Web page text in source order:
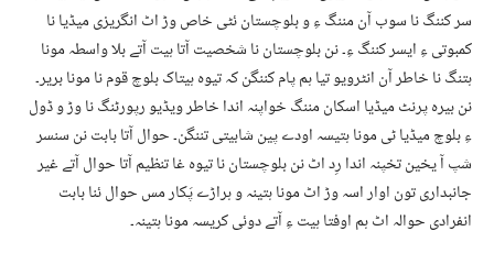
سر کننگ نا سوب آن مننگ ءِ و بلوچستان ئٹی خاص وڑ اٹ انگریزی میڈیا نا
کمبوتی ءِ ایسر کننگ ءِ۔ نن بلوچستان نا شخصیت آتا ہیت آتے بلا واسطہ مونا
ہتنگ نا خاطر آن انٹرویو تیا ہم پام کننگن کہ تیوہ ہیتاک بلوچ قوم نا مونا بریر۔
نن بیرہ پرنٹ میڈیا اسکان مننگ خواپنہ اندا خاطر ویڈیو رپورٹنگ نا وڑ و ڈول
ءِ بلوچ میڈیا ٹی مونا ہتیسہ اودے پین شابیتی تننگن۔ حوال آتا بابت نن سنسر
شپ آ یخین تخپنہ اندا رِد اٹ نن بلوچستان نا تیوہ غا تنظیم آتا حوال آتے غیر
جانبداری تون اوار اسہ وڑ اٹ مونا ہتینہ و ہراڑے پَکار مس حوال ئنا بابت
انفرادی حوالہ اٹ ہم اوفتا ہیت ءِ آتے دوئی کریسہ مونا ہتینہ۔